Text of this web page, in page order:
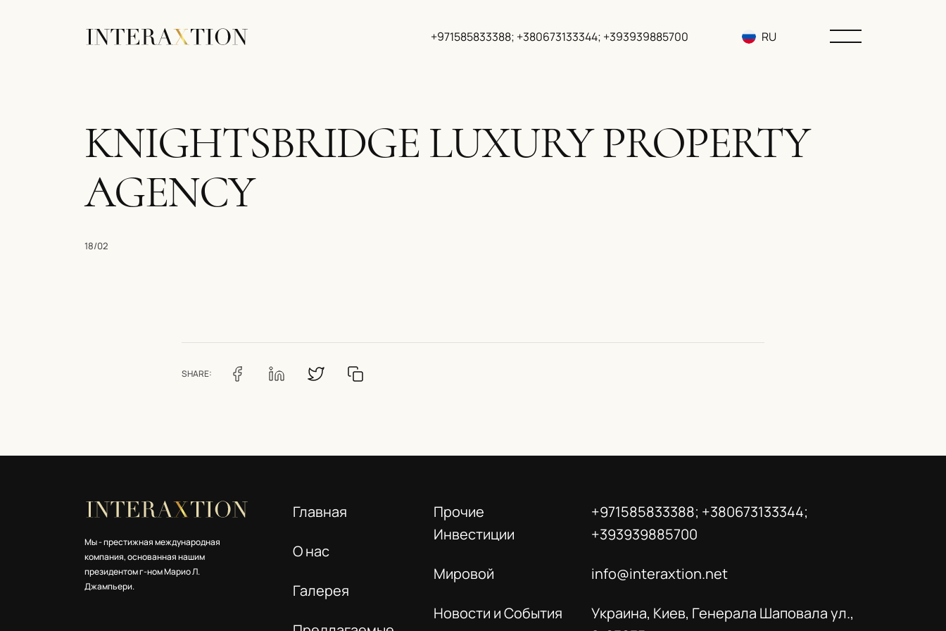
+971585833388; +380673133344; +393939885700
RU
KNIGHTSBRIDGE LUXURY PROPERTY
AGENCY
18/02
SHARE:
Мы - престижная международная
компания, основанная нашим
президентом г-ном Марио Л.
Джампьери.
Главная
О нас
Галерея
Прочие
Инвестиции
Мировой
Новости и События
+971585833388; +380673133344;
+393939885700
info@interaxtion.net
Украина, Киев, Генерала Шаповала ул.,